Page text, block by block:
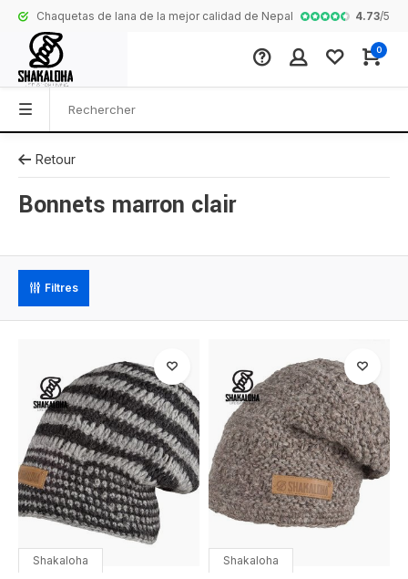
Chaquetas de lana de la mejor calidad de Nepal Collection
4.73/5
0
Retour
Bonnets marron clair
Filtres
Shakaloha Shakaloha